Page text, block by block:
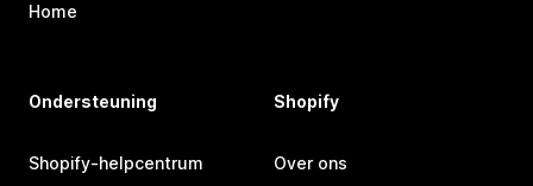
Home
Ondersteuning
Shopify-helpcentrum
Shopify
Over ons